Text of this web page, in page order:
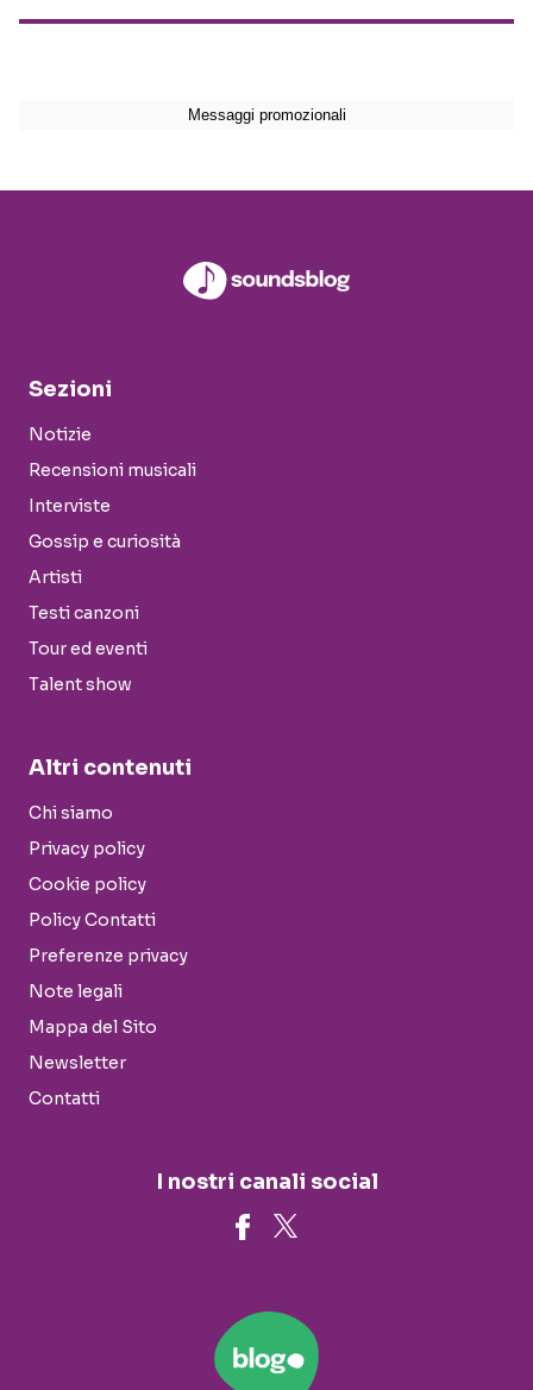
Sezioni
Notizie
Recensioni musicali
Interviste
Gossip e curiosità
Artisti
Testi canzoni
Tour ed eventi
Talent show
Altri contenuti
Chi siamo
Privacy policy
Cookie policy
Policy Contatti
Preferenze privacy
Note legali
Mappa del Sito
Newsletter
Contatti
I nostri canali social